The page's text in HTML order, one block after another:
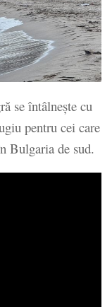
se întâlneşte cu
pentru cei care
Bulgaria de sud.